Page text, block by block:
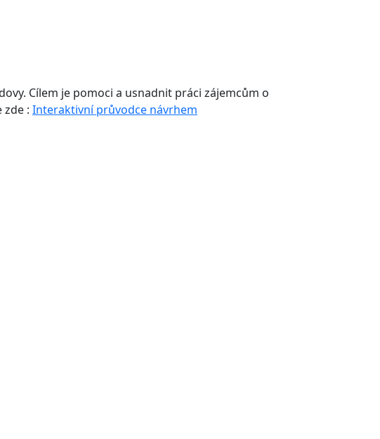
Cílem je pomoci a usnadnit práci zájemcům o
: Interaktivní průvodce návrhem